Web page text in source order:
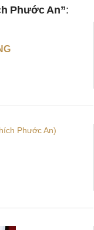
Phước An”: